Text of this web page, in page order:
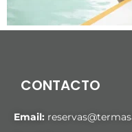
CONTACTO
Email: